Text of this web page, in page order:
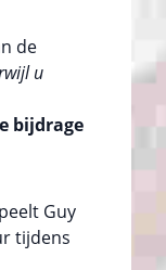
de
u
bijdrage
Guy
tijdens